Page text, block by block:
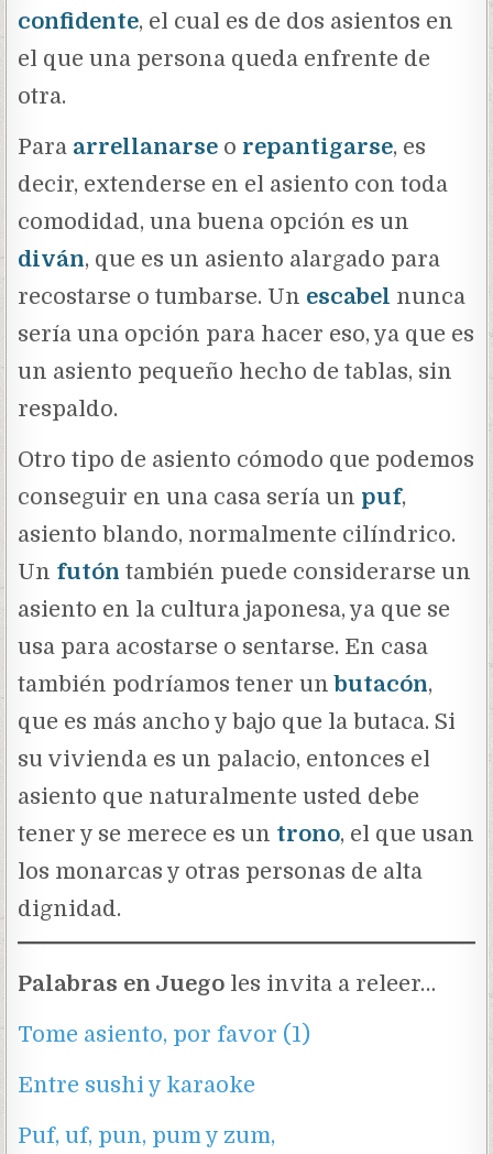
confidente, el cual es de dos asientos en
el que una persona queda enfrente de
otra.
Para arrellanarse o repantigarse, es
decir, extenderse en el asiento con toda
comodidad, una buena opción es un
diván, que es un asiento alargado para
recostarse o tumbarse. Un escabel nunca
sería una opción para hacer eso, ya que es
un asiento pequeño hecho de tablas, sin
respaldo.
Otro tipo de asiento cómodo que podemos
conseguir en una casa sería un puf,
asiento blando, normalmente cilíndrico.
Un futón también puede considerarse un
asiento en la cultura japonesa, ya que se
usa para acostarse o sentarse. En casa
también podríamos tener unbutacón,
que es más ancho y bajo que la butaca. Si
su vivienda es un palacio, entonces el
asiento que naturalmente usted debe
tener y se merece es un trono, el que usan
los monarcas y otras personas de alta
dignidad.
Palabras en Juego les invita a releer…
Tome asiento, por favor (1)
Entre sushi y karaoke
Puf, uf, pun, pum y zum,